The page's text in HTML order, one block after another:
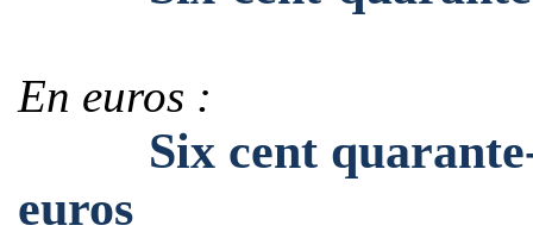
En euros :
Six cent quarante-
euros